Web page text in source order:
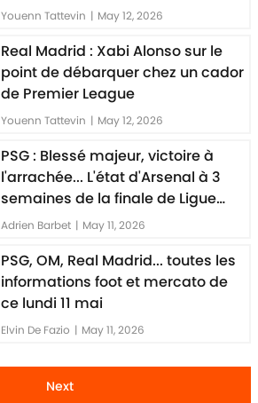
Youenn Tattevin | May 12, 2026
Real Madrid : Xabi Alonso sur le
point de débarquer chez un cador
de Premier League
Youenn Tattevin | May 12, 2026
PSG : Blessé majeur, victoire à
l'arrachée... L'état d'Arsenal à 3
semaines de la finale de Ligue
des Champions
Adrien Barbet | May 11, 2026
PSG, OM, Real Madrid... toutes les
informations foot et mercato de
ce lundi 11 mai
Elvin De Fazio | May 11, 2026
Next